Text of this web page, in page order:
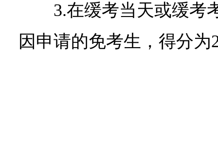
3.在缓考当天或缓考
因申请的免考生，得分为